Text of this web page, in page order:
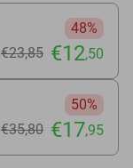
48%
€23,85 €12,50
50%
€35,80 €17,95